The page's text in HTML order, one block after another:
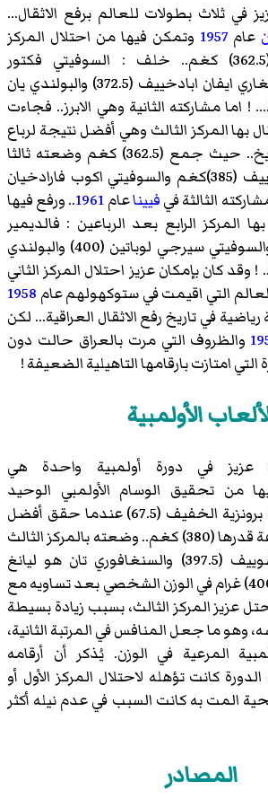
في ثلاث بطولات للعالم برفع الاثقال...
عام 1957 وتمكن فيها من احتلال المركز
فكتور
ايفان ابادخييف (372.5) والبولندي
يان
! اما مشاركته الثانية وهي الابرز.. فجاءت
بها المركز الثالث وهي أفضل نتيجة لرباع
عراقي على مدار التاريخ.. حيث جمع (362.5) كغم وضعته ثالثا
اكوب فارادخيان
فييناعام1961.. ورفع فيها
فالديمير
سيرجي لوباتين (400) والبولندي
! وقد كان بإمكان عزيز احتلال المركز الثاني
التي اقيمت فيستوكهولهمعام 1958
في تاريخ رفع الاثقال العراقية... لكن
والظروف التي مرت بالعراق حالت دون
امتازت بارقامها التاهيلية الضعيفة !
الأولمبية
عزيز في دورة أولمبية واحدة هي
من تحقيق الوسام الأولمبي الوحيد
للعراق من خلال نيله برونزية الخفيف (67.5) عندما حقق أفضل
ارقامه برفعه مجموعة قدرها (380) كغم.. وضعته بالمركز الثالث
تان هو ليانغ
(380) حيث فصلت (400) غرام في الوزن الشخصي بعد تساويه مع
عزيز المركز الثالث، بسبب زيادة بسيطة
وهو ما جعل المنافس في المرتبة الثانية،
المرعية في الوزن. يُذكر أن أرقامه
كانت تؤهله لاحتلال المركز الأول أو
المت به كانت السبب في عدم نيله أكثر
المصادر